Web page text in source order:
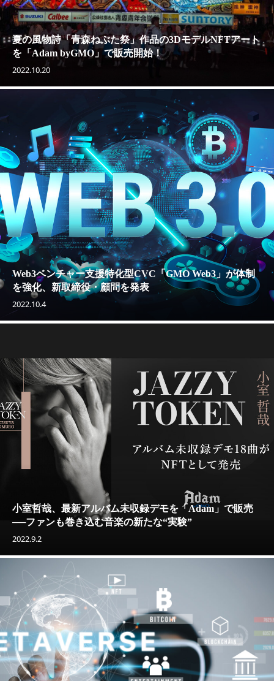
夏の風物詩「青森ねぶた祭」作品の3DモデルNFTアート
を「Adam byGMO」で販売開始！
2022.10.20
Web3ベンチャー支援特化型CVC「GMO Web3」が体制
を強化、新取締役・顧問を発表
2022.10.4
小室哲哉、最新アルバム未収録デモを「Adam」で販売
──ファンも巻き込む音楽の新たな“実験”
2022.9.2